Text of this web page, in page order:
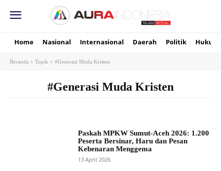
Home Nasional Internasional Daerah Politik Hukum
Beranda Topik #Generasi Muda Kristen
#Generasi Muda Kristen
Paskah MPKW Sumut-Aceh 2026: 1.200
Peserta Bersinar, Haru dan Pesan
Kebenaran Menggema
13 April 2026